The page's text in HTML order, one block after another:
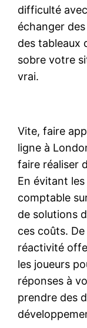
difficulté
échanger
des tableaux
sobre votre
vrai.
Vite, faire
ligne à
faire réaliser
En évitant les
comptable
de solutions
ces coûts.
réactivité
les joueurs
réponses à
prendre des